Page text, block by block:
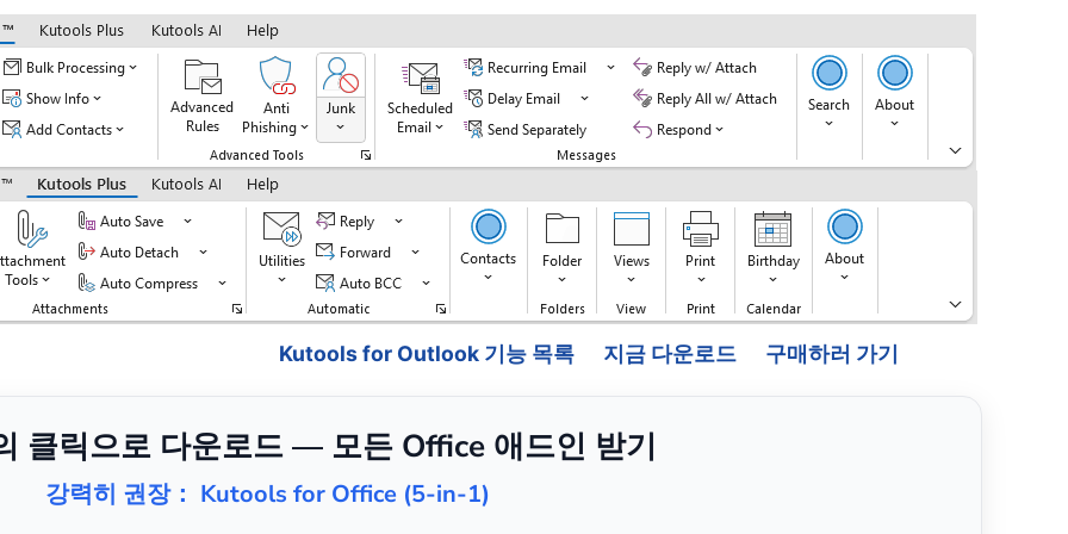
Kutools for Outlook 기능 목록 지금 다운로드 구매하러 가기
클릭으로 다운로드 — 모든 Office 애드인 받기
강력히 권장： Kutools for Office (5-in-1)